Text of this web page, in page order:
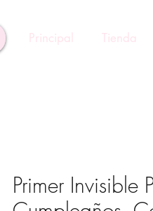
Principal Tienda
Primer Invisible